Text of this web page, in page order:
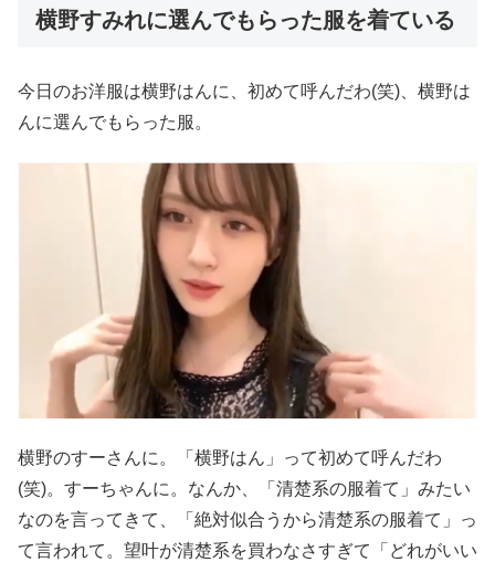
横野すみれに選んでもらった服を着ている
今日のお洋服は横野はんに、初めて呼んだわ(笑)、横野は
んに選んでもらった服。
横野のすーさんに。「横野はん」って初めて呼んだわ
(笑)。すーちゃんに。なんか、「清楚系の服着て」みたい
なのを言ってきて、「絶対似合うから清楚系の服着て」っ
て言われて。望叶が清楚系を買わなさすぎて「どれがいい